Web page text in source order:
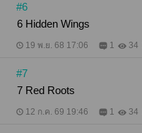
#6
6 Hidden Wings
19 พ.ย. 68 17:06 1 34
#7
7 Red Roots
12 ก.ค. 69 19:46 1 34